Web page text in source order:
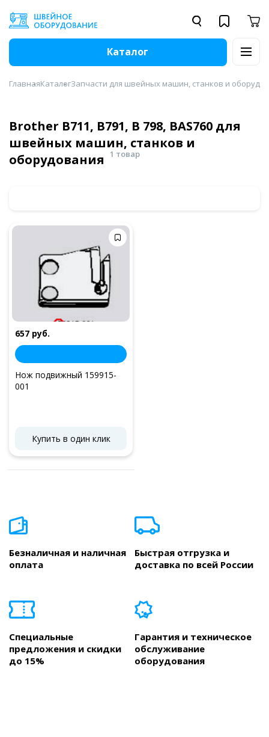
Каталог
ГлавнаяКаталогЗапчасти для швейных машин, станков и
Brother B711, B791, B 798, BAS760 для
швейных машин, станков и
оборудования
1 товар
657 руб.
Нож подвижный 159915-
001
Купить в один клик
Безналичная и наличная
оплата
Быстрая отгрузка и
доставка по всей России
Специальные
предложения и скидки
до 15%
Гарантия и техническое
обслуживание
оборудования